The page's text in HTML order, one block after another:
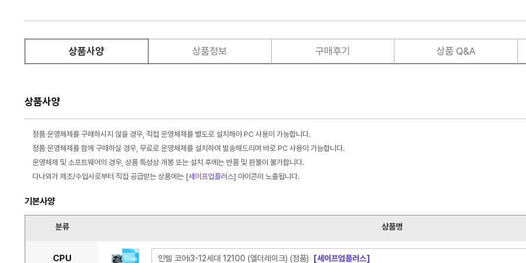
상품사양 상품정보 구매후기 상품 Q&A
상품사양
정품 운영체제를 구매하시지 않을 경우, 직접 운영체제를 별도로 설치해야 PC 사용이 가능합니다.
정품 운영체제를 함께 구매하실 경우, 무료로 운영체제를 설치하여 발송해드리며 바로 PC 사용이 가능합니다.
운영체제 및 소프트웨어의 경우, 상품 특성상 개봉 또는 설치 후에는 반품 및 환불이 불가합니다.
다나와가 제조/수입사로부터 직접 공급받는 상품에는 [세이프업플러스] 아이콘이 노출됩니다.
기본사양
분류 상품명
CPU 인텔 코어i3-12세대 12100 (엘더레이크) (정품) [세이프업플러스]